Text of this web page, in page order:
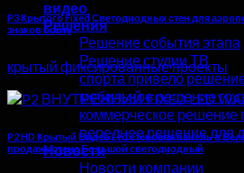
видео
Решения
Решение события этапа
Решение студии ТВ
спорта привело
мобильное решение
коммерческое решение
переднее решение для
Новости
Новости компании
P3 Крытого Fixed Светодиодных стен для
знаков борту
крытый фиксированные проекты
P2 HD Крытый Видео Led стеновая панель в
продажу стене Большой светодиодный